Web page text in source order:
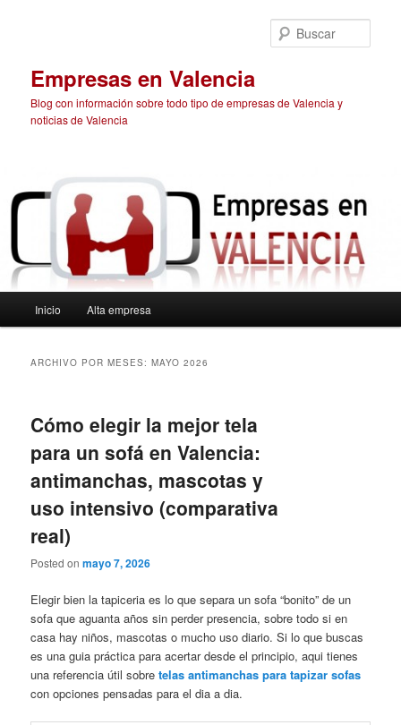
Empresas en Valencia
Blog con información sobre todo tipo de empresas de Valencia y
noticias de Valencia
principal
Inicio Alta empresa
ARCHIVO POR MESES:MAYO 2026
Cómo elegir la mejor tela
para un sofá en Valencia:
antimanchas, mascotas y
uso intensivo (comparativa
real)
Posted onmayo 7, 2026
Elegir bien la tapiceria es lo que separa un sofa “bonito” de un
sofa que aguanta años sin perder presencia, sobre todo si en
casa hay niños, mascotas o mucho uso diario. Si lo que buscas
es una guia práctica para acertar desde el principio, aqui tienes
una referencia útil sobretelas antimanchas para tapizar sofas
con opciones pensadas para el dia a dia.